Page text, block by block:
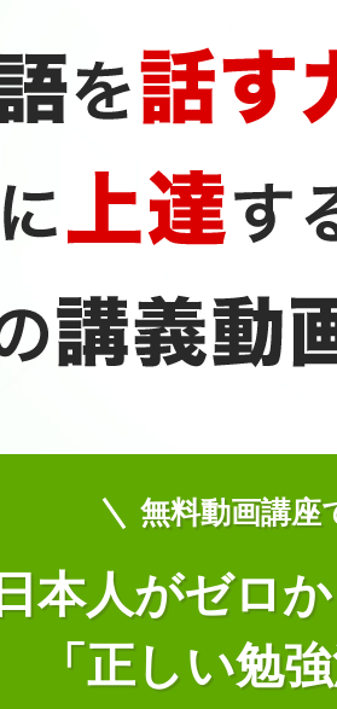
無料動画講座
日本人がゼロ
「正しい勉